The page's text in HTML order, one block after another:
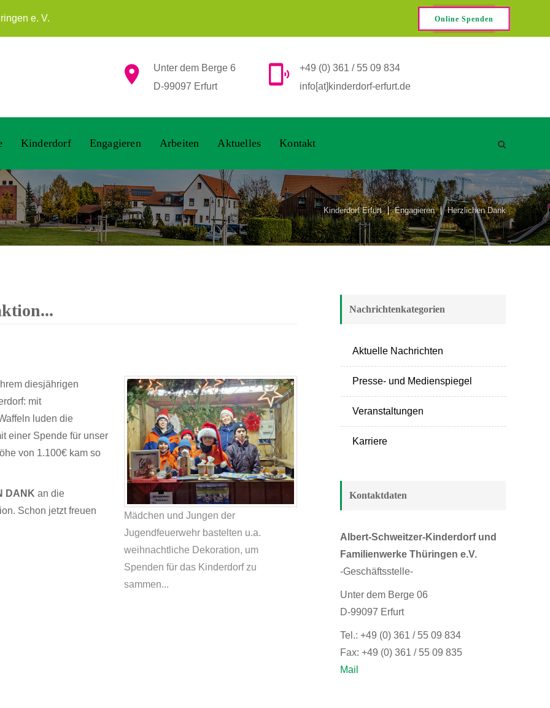
e. V. Online Spenden
Unter dem Berge 6
D-99097 Erfurt
+49 (0) 361 / 55 09 834
info[at]kinderdorf-erfurt.de
Kinderdorf Engagieren Arbeiten Aktuelles Kontakt
Kinderdorf Erfurt Engagieren Herzlichen Dank
Mädchen und Jungen der
Jugendfeuerwehr bastelten u.a.
weihnachtliche Dekoration, um
Spenden für das Kinderdorf zu
sammen...
diesjährigen
mit
luden die
einer Spende für unser
von 1.100€ kam so
DANK an die
Schon jetzt freuen
Nachrichtenkategorien
Aktuelle Nachrichten
Presse- und Medienspiegel
Veranstaltungen
Karriere
Kontaktdaten
Albert-Schweitzer-Kinderdorf und
Familienwerke Thüringen e.V.
-Geschäftsstelle-
Unter dem Berge 06
D-99097 Erfurt
Tel.: +49 (0) 361 / 55 09 834
Fax: +49 (0) 361 / 55 09 835
Mail